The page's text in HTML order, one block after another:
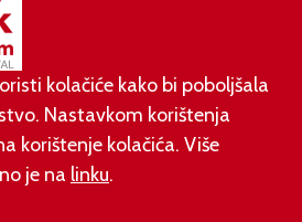
kolačiće kako bi poboljšala
Nastavkom korištenja
korištenje kolačića. Više
je na linku.